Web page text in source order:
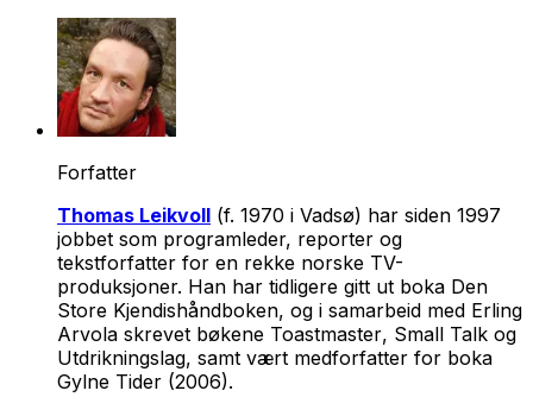
Forfatter
Thomas Leikvoll (f. 1970 i Vadsø) har siden 1997
jobbet som programleder, reporter og
tekstforfatter for en rekke norske TV-
produksjoner. Han har tidligere gitt ut boka Den
Store Kjendishåndboken, og i samarbeid med Erling
Arvola skrevet bøkene Toastmaster, Small Talk og
Utdrikningslag, samt vært medforfatter for boka
Gylne Tider (2006).